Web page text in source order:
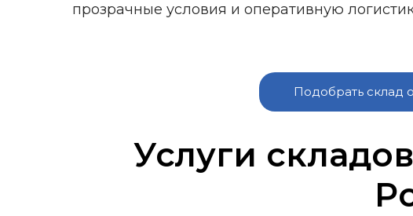
прозрачные условия и оперативную
Подобрать склад
Услуги